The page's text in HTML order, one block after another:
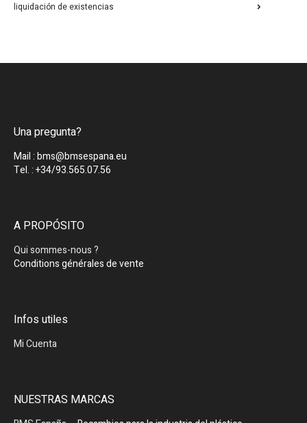
liquidación de existencias
Una pregunta?
Mail : bms@bmsespana.eu
Tel. : +34/93.565.07.56
A PROPÓSITO
Qui sommes-nous ?
Conditions générales de vente
Infos utiles
Mi Cuenta
NUESTRAS MARCAS